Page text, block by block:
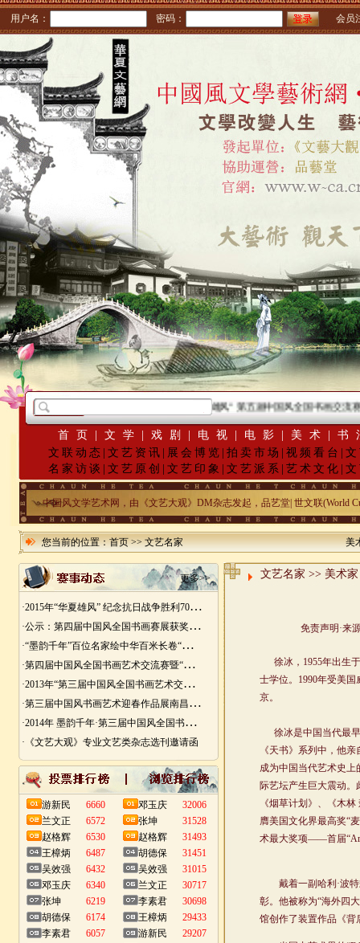
用户名： 密码： 会员
2015年“华夏雄风” 第五届中国风全国书画交流赛
首页 |文学 |戏剧 电视 电影 美术 |书
文联动态 |文艺资讯 展会博览 |拍卖市场 |视频看台 |
名家访谈
|文艺原创 |文艺印象 |文艺派系 |艺术文化 |
中国风文学艺术网，由《文艺大观》DM杂志发起，品艺堂| 世文联(World
您当前的位置：首页>>文艺名家 美
更多>>
·
2015年“华夏雄风” 纪念抗日战争胜利70周年书画展征稿
·
公示：第四届中国风全国书画赛展获奖入展名单
·
“墨韵千年”百位名家绘中华百米长卷“华夏五千年锦绣山河图”创作
·
第四届中国风全国书画艺术交流赛暨“华夏五千年锦绣山河图”百位名家绘中华百米长卷创作邀请展
·
2013年“第三届中国风全国书画艺术交流赛” 获奖名单
·
第三届中国风书画艺术迎春作品展南昌展胜利开幕
·
2014年 墨韵千年·第三届中国风全国书画艺术迎春作品展 南昌展
·《文艺大观》专业文艺类杂志选刊邀请函
游新民
6660
兰文正
6572
赵格辉
6530
王樟炳
6487
吴效强
6432
邓玉庆
6340
张坤
6219
胡德保
6174
李素君
6057
邓玉庆
32006
张坤
31528
赵格辉
31493
胡德保
31451
吴效强
31015
兰文正
30717
李素君
30698
王樟炳
29433
游新民
29207
文艺名家 >> 美术